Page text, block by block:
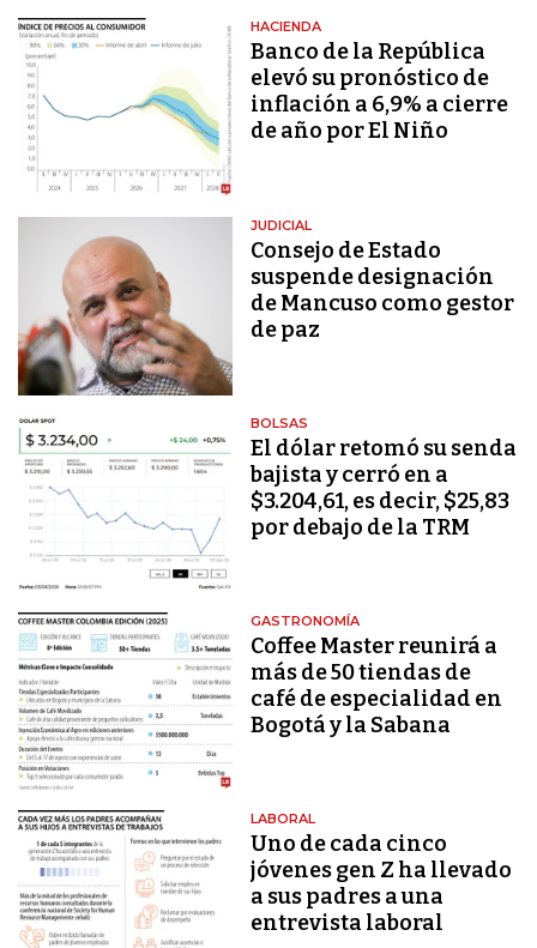
HACIENDA
Banco de la República
elevó su pronóstico de
inflación a 6,9% a cierre
de año por El Niño
JUDICIAL
Consejo de Estado
suspende designación
de Mancuso como gestor
de paz
BOLSAS
El dólar retomó su senda
bajista y cerró en a
$3.204,61, es decir, $25,83
por debajo de la TRM
GASTRONOMÍA
Coffee Master reunirá a
más de 50 tiendas de
café de especialidad en
Bogotá y la Sabana
LABORAL
Uno de cada cinco
jóvenes gen Z ha llevado
a sus padres a una
entrevista laboral